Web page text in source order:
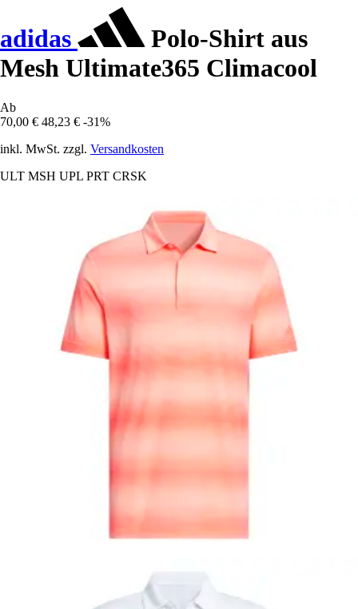
adidas
Polo-Shirt aus
Mesh Ultimate365 Climacool
Ab
70,00 € 48,23 € -31%
inkl. MwSt. zzgl. Versandkosten
ULT MSH UPL PRT CRSK